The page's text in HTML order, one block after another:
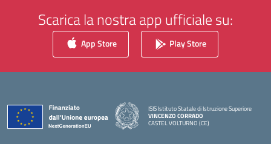
Scarica la nostra app ufficiale su:
App Store Play Store
ISIS Istituto Statale di Istruzione Superiore
VINCENZO CORRADO
CASTEL VOLTURNO (CE)